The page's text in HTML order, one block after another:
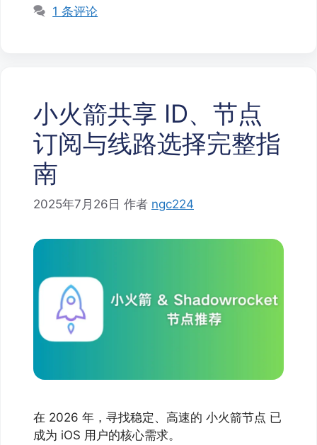
1 条评论
小火箭共享 ID、节点
订阅与线路选择完整指
南
2025年7月26日 作者 ngc224
在 2026 年，寻找稳定、高速的 小火箭节点 已
成为 iOS 用户的核心需求。